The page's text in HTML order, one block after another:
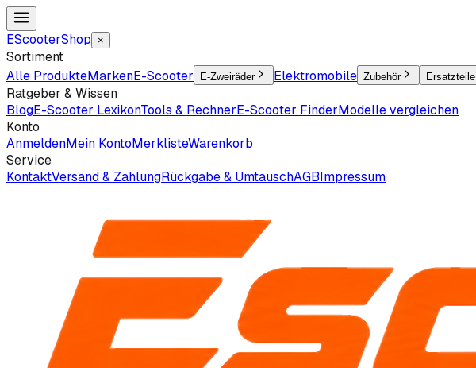
EScooterShop ×
Sortiment
Alle ProdukteMarkenE-Scooter E-Zweiräder Elektromobile Zubehör Ersatzteile
Ratgeber & Wissen
BlogE-Scooter LexikonTools & RechnerE-Scooter FinderModelle vergleichen
Konto
AnmeldenMein KontoMerklisteWarenkorb
Service
KontaktVersand & ZahlungRückgabe & UmtauschAGBImpressum